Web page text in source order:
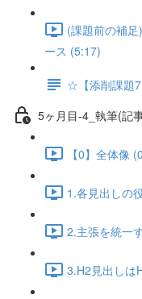
(課題前の補
ース (5:17)
☆【添削課題
5ヶ月目-4_執筆(記
【0】全体像
1.各見出しの
2.主張を統一
3.H2見出しは